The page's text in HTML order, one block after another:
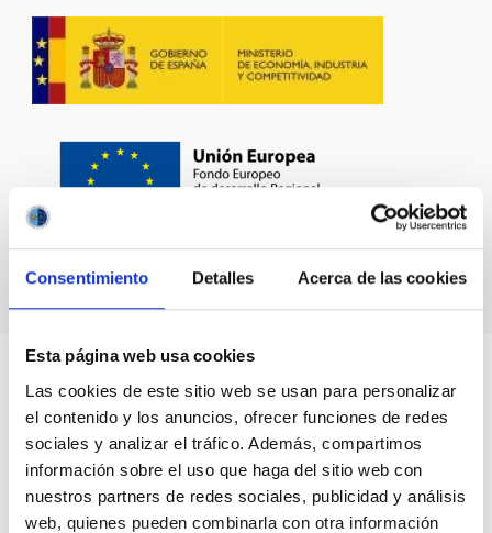
Consentimiento Detalles Acerca de las cookies
Esta página web usa cookies
Las cookies de este sitio web se usan para personalizar
el contenido y los anuncios, ofrecer funciones de redes
sociales y analizar el tráfico. Además, compartimos
información sobre el uso que haga del sitio web con
nuestros partners de redes sociales, publicidad y análisis
web, quienes pueden combinarla con otra información